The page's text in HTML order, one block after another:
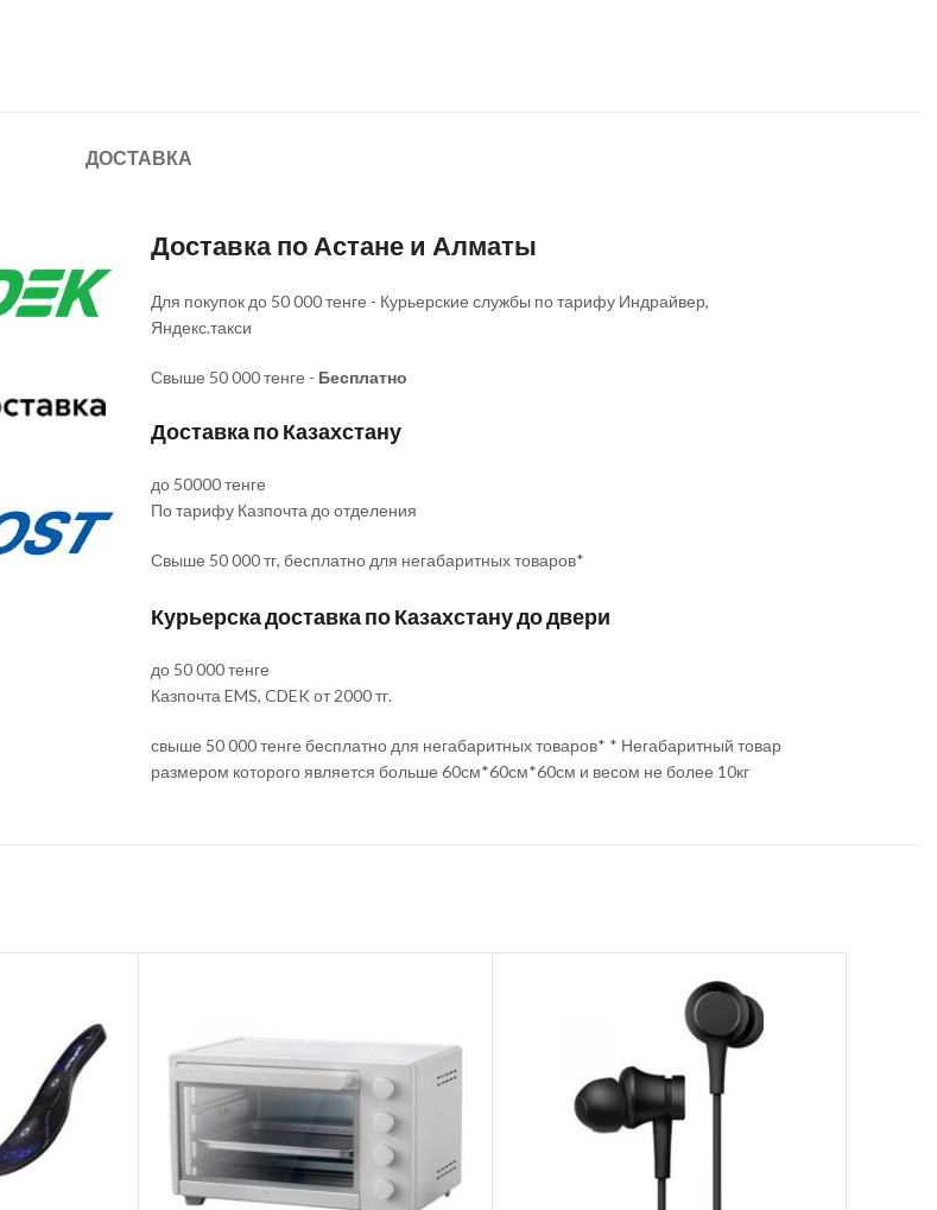
ДОСТАВКА
Доставка по Астане и Алматы
Для покупок до 50 000 тенге - Курьерские службы по тарифу Индрайвер,
Яндекс.такси
Свыше 50 000 тенге - Бесплатно
Доставка по Казахстану
до 50000 тенге
По тарифу Казпочта до отделения
Свыше 50 000 тг, бесплатно для негабаритных товаров*
Курьерска доставка по Казахстану до двери
до 50 000 тенге
Казпочта EMS, CDEK от 2000 тг.
свыше 50 000 тенге бесплатно для негабаритных товаров* * Негабаритный товар
размером которого является больше 60см*60см*60см и весом не более 10кг